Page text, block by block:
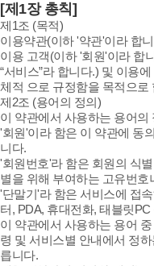
[제1장 총칙]
제1조 (목적)
이용약관(이하 '약관'이라 합
이용 고객(이하 '회원'이라 합
“서비스”라 합니다.) 및 이용
체적 으로 규정함을 목적으로
제2조 (용어의 정의)
이 약관에서 사용하는 용어의
'회원'이라 함은 이 약관에 동
니다.
'회원번호'라 함은 회원의 식
별을 위해 부여하는 고유번
'단말기'라 함은 서비스에 접
터, PDA, 휴대전화, 태블릿
이 약관에서 사용하는 용어
령 및 서비스별 안내에서 정
릅니다.